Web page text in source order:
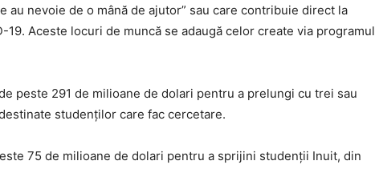
au nevoie de o mână de ajutor” sau care contribuie direct la
19. Aceste locuri de muncă se adaugă celor create via programul
peste 291 de milioane de dolari pentru a prelungi cu trei sau
studenților care fac cercetare.
75 de milioane de dolari pentru a sprijini studenții Inuit, din